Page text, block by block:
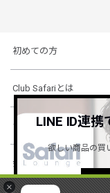
×
初めての方
Club Safariとは
ショッピングガイド
会社概要・規約
LINE ID連
欲しい商品の買